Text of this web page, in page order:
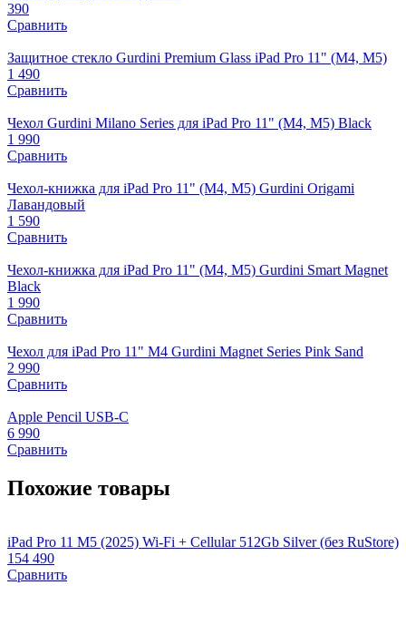
390
Сравнить
Защитное стекло Gurdini Premium Glass iPad Pro 11" (M4, M5)
1 490
Сравнить
Чехол Gurdini Milano Series для iPad Pro 11" (M4, M5) Black
1 990
Сравнить
Чехол-книжка для iPad Pro 11" (M4, M5) Gurdini Origami
Лавандовый
1 590
Сравнить
Чехол-книжка для iPad Pro 11" (M4, M5) Gurdini Smart Magnet
Black
1 990
Сравнить
Чехол для iPad Pro 11" M4 Gurdini Magnet Series Pink Sand
2 990
Сравнить
Apple Pencil USB-C
6 990
Сравнить
Похожие товары
iPad Pro 11 M5 (2025) Wi-Fi + Cellular 512Gb Silver (без RuStore)
154 490
Сравнить